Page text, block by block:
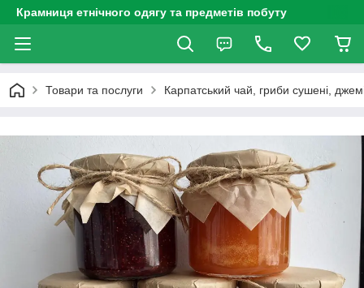
Крамниця етнічного одягу та предметів побуту
Товари та послуги Карпатський чай, гриби сушені,